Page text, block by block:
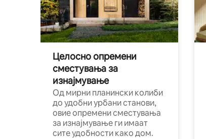
Целосно опремени
сместувања за
изнајмување
Од мирни планински колиби
до удобни урбани станови,
овие опремени сместувања
за изнајмување ги имаат
сите удобности како дом.